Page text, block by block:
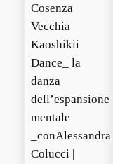
Cosenza
Vecchia
Kaoshikii
Dance_ la
danza
dell’espansione
mentale
_conAlessandra
Colucci |